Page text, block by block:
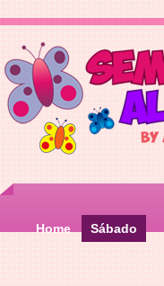
Home Sábado